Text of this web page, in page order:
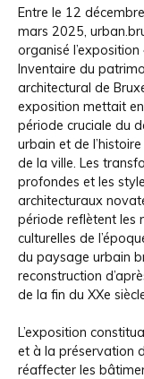
Entre le 12
mars 2025,
organisé l’exposition
Inventaire du
architectural de
exposition mettait
période cruciale du
urbain et de
de la ville. Les
profondes et les
architecturaux
période reflètent les
culturelles de
du paysage urbain
reconstruction
de la fin du XXe
L’exposition
et à la préservation
réaffecter les